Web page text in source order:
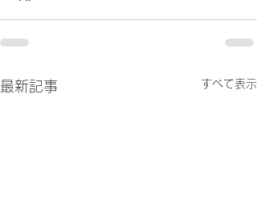
最新記事 すべて表示